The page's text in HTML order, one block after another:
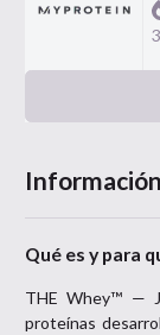
Información
Qué es y para
THE Whey™ —
proteínas